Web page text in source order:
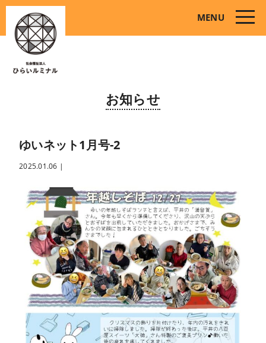
MENU
toggle
お知らせ
ゆいネット1月号-2
2025.01.06 |